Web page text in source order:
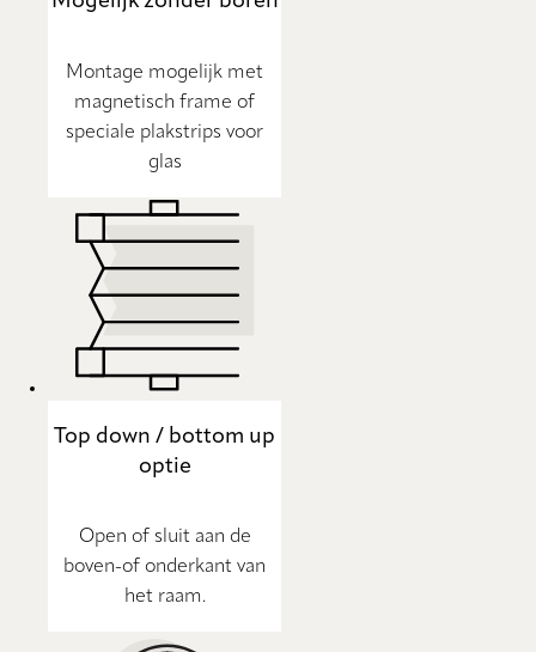
Montage mogelijk met
magnetisch frame of
speciale plakstrips voor
glas
Top down / bottom up
optie
Open of sluit aan de
boven-of onderkant van
het raam.